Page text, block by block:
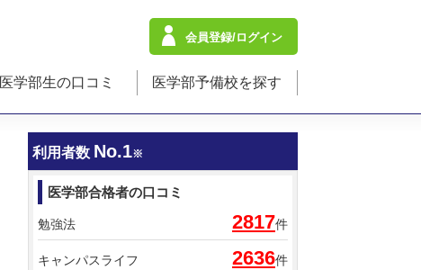
会員登録/ログイン
医学部生の口コミ 医学部予備校を探す
利用者数 No.1※
医学部合格者の口コミ
勉強法 2817件
キャンパスライフ 2636件